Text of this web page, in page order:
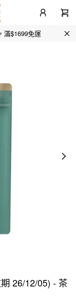
滿$1699免運
26/12/05) - 茶